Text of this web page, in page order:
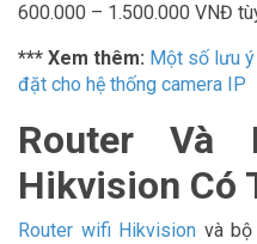
600.000 – 1.500.000 VNĐ
*** Xem thêm: Một số lưu
đặt cho hệ thống camera IP
Router Và
Hikvision Có
Router wifi Hikvision và